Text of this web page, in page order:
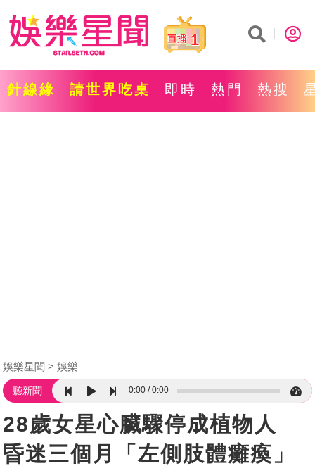
1
針線緣 請世界吃桌 即時 熱門 熱搜
娛樂星聞 娛樂
聽新聞 0:00 0:00
28歲女星心臟驟停成植物人
昏迷三個月「左側肢體癱瘓」